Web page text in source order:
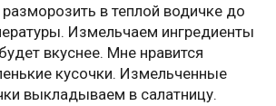
в теплой водичке до
Измельчаем ингредиенты
вкуснее. Мне нравится
кусочки. Измельченные
выкладываем в салатницу.